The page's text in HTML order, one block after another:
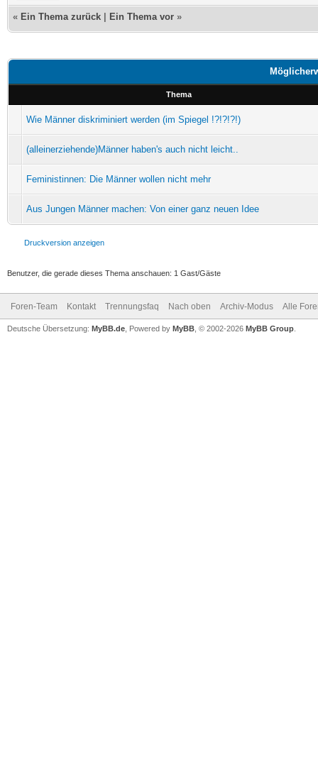
« Ein Thema zurück Ein Thema vor »
Thema
Wie Männer diskriminiert werden (im Spiegel !?!?!?!)
(alleinerziehende)Männer haben's auch nicht leicht..
Feministinnen: Die Männer wollen nicht mehr
Aus Jungen Männer machen: Von einer ganz neuen Idee
Druckversion anzeigen
Benutzer, die gerade dieses Thema anschauen: 1 Gast/Gäste
Foren-Team Kontakt Trennungsfaq Nach oben Archiv-Modus Alle
Deutsche Übersetzung: MyBB.de , Powered by MyBB , © 2002-2026 MyBB Group